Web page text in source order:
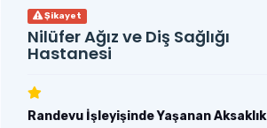
Şikayet
Nilüfer Ağız ve Diş Sağlığı
Hastanesi
Randevu İşleyişinde Yaşanan Aksaklık